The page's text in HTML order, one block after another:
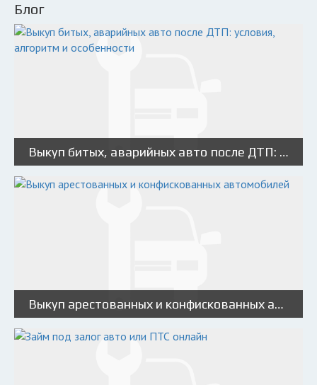
Блог
Выкуп битых, аварийных авто после ДТП: условия, алгоритм и особенности
Выкуп арестованных и конфискованных автомобилей